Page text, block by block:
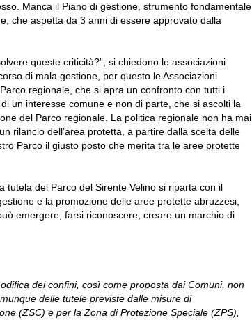
Manca il Piano di gestione, strumento fondamentale
che aspetta da 3 anni di essere approvato dalla
queste criticità?”, si chiedono le associazioni
di mala gestione, per questo le Associazioni
regionale, che si apra un confronto con tutti i
un interesse comune e non di parte, che si ascolti la
del Parco regionale. La politica regionale non ha mai
rilancio dell’area protetta, a partire dalla scelta delle
Parco il giusto posto che merita tra le aree protette
tutela del Parco del Sirente Velino si riparta con il
e la promozione delle aree protette abruzzesi,
emergere, farsi riconoscere, creare un marchio di
dei confini, così come proposta dai Comuni, non
delle tutele previste dalle misure di
(ZSC) e per la Zona di Protezione Speciale (ZPS),